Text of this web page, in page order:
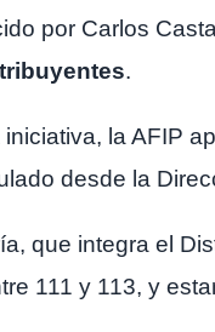
por Carlos
.
la AFIP
desde la
que integra el
111 y 113, y